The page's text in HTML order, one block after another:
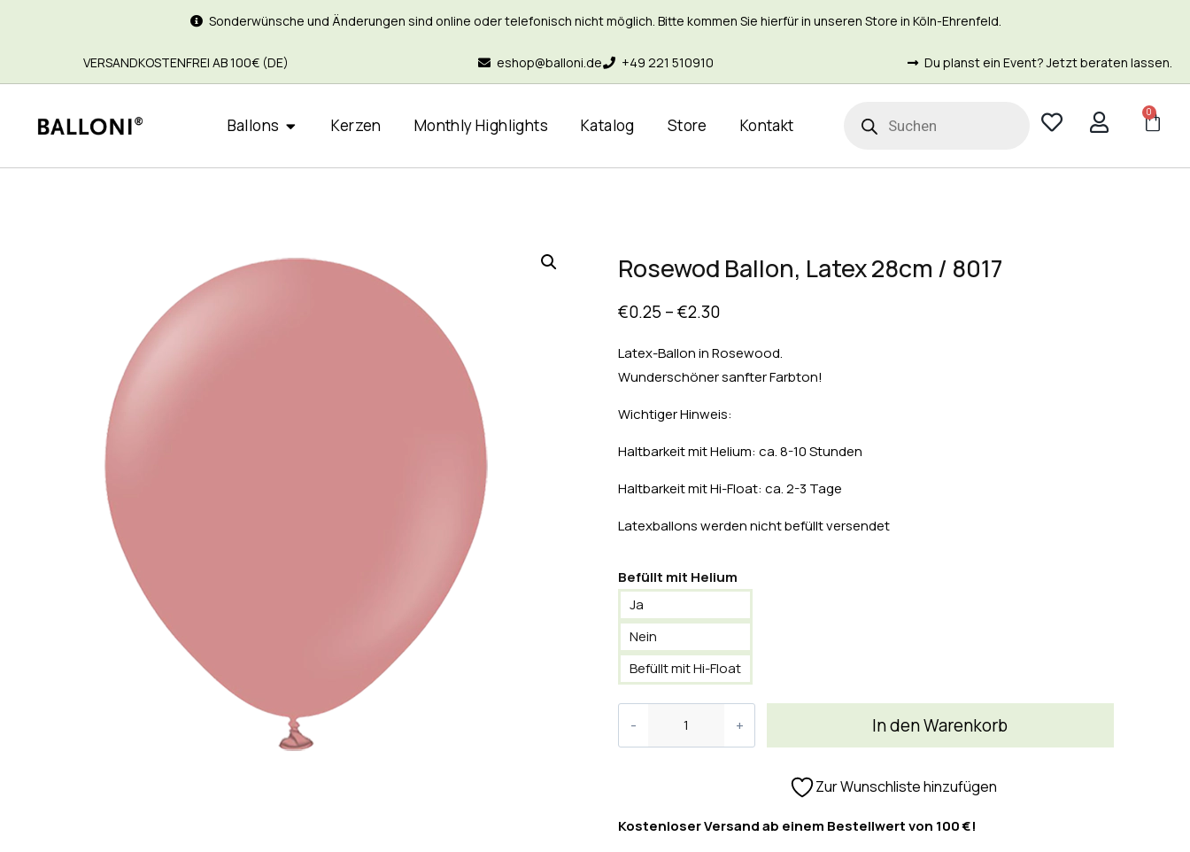
Sonderwünsche und Änderungen sind online oder telefonisch nicht möglich. Bitte kommen Sie hierfür in unseren Store in Köln-Ehrenfeld.
VERSANDKOSTENFREI AB 100€ (DE) eshop@balloni.de +49 221 510910 Du planst ein Event? Jetzt beraten lassen.
Ballons Kerzen Monthly Highlights Katalog Store Kontakt
0
Rosewod Ballon, Latex 28cm / 8017
€0.25–€2.30
Latex-Ballon in Rosewood.
Wunderschöner sanfter Farbton!
Wichtiger Hinweis:
Haltbarkeit mit Helium: ca. 8-10 Stunden
Haltbarkeit mit Hi-Float: ca. 2-3 Tage
Latexballons werden nicht befüllt versendet
Befüllt mit Helium
Ja
Nein
Befüllt mit Hi-Float
In den Warenkorb
Zur Wunschliste hinzufügen
Kostenloser Versand ab einem Bestellwert von 100 €!